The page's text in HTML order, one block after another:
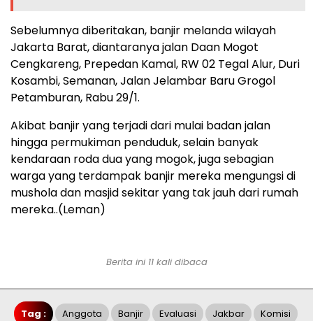
Sebelumnya diberitakan, banjir melanda wilayah
Jakarta Barat, diantaranya jalan Daan Mogot
Cengkareng, Prepedan Kamal, RW 02 Tegal Alur, Duri
Kosambi, Semanan, Jalan Jelambar Baru Grogol
Petamburan, Rabu 29/1.
Akibat banjir yang terjadi dari mulai badan jalan
hingga permukiman penduduk, selain banyak
kendaraan roda dua yang mogok, juga sebagian
warga yang terdampak banjir mereka mengungsi di
mushola dan masjid sekitar yang tak jauh dari rumah
mereka..(Leman)
Berita ini 11 kali dibaca
Tag : Anggota Banjir Evaluasi Jakbar Komisi